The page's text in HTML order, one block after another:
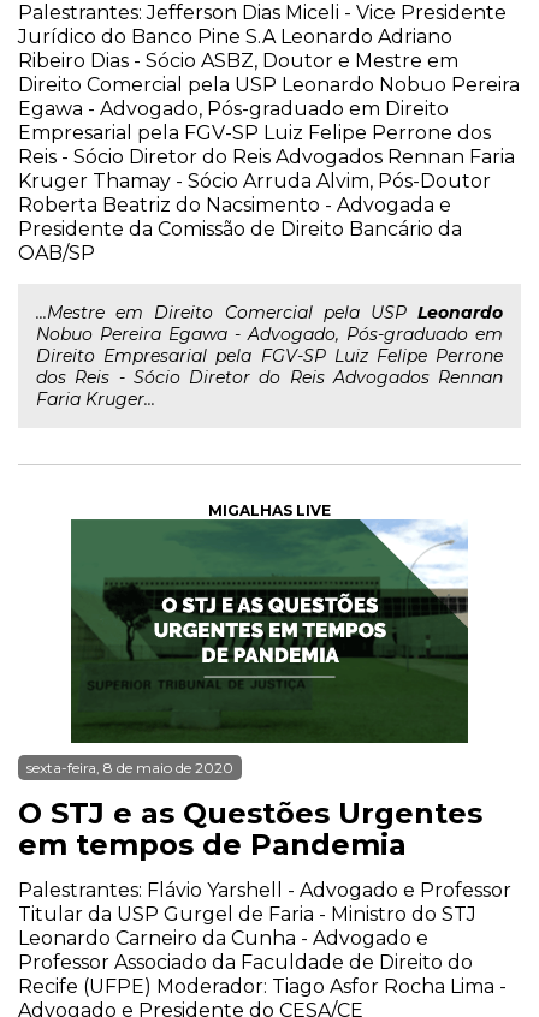
Palestrantes: Jefferson Dias Miceli - Vice Presidente
Jurídico do Banco Pine S.A Leonardo Adriano
Ribeiro Dias - Sócio ASBZ, Doutor e Mestre em
Direito Comercial pela USP Leonardo Nobuo Pereira
Egawa - Advogado, Pós-graduado em Direito
Empresarial pela FGV-SP Luiz Felipe Perrone dos
Reis - Sócio Diretor do Reis Advogados Rennan Faria
Kruger Thamay - Sócio Arruda Alvim, Pós-Doutor
Roberta Beatriz do Nacsimento - Advogada e
Presidente da Comissão de Direito Bancário da
OAB/SP
...Mestre em Direito Comercial pela USP Leonardo
Nobuo Pereira Egawa - Advogado, Pós-graduado em
Direito Empresarial pela FGV-SP Luiz Felipe Perrone
dos Reis - Sócio Diretor do Reis Advogados Rennan
Faria Kruger...
MIGALHAS LIVE
sexta-feira, 8 de maio de 2020
O STJ e as Questões Urgentes
em tempos de Pandemia
Palestrantes: Flávio Yarshell - Advogado e Professor
Titular da USP Gurgel de Faria - Ministro do STJ
Leonardo Carneiro da Cunha - Advogado e
Professor Associado da Faculdade de Direito do
Recife (UFPE) Moderador: Tiago Asfor Rocha Lima -
Advogado e Presidente do CESA/CE